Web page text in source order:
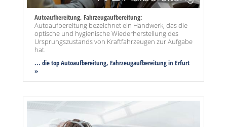
Autoaufbereitung, Fahrzeugaufbereitung:
Autoaufbereitung bezeichnet ein Handwerk, das die
optische und hygienische Wiederherstellung des
Ursprungszustands von Kraftfahrzeugen zur Aufgabe
hat.
... die top Autoaufbereitung, Fahrzeugaufbereitung in Erfurt
»